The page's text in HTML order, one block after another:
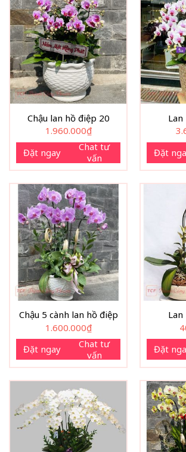
Chậu lan hồ điệp 20
1.960.000₫
Đặt ngay
Chat tư
vấn
Đặt
Chậu 5 cành lan hồ điệp
1.600.000₫
Đặt ngay
Chat tư
vấn
Lan
Đặt